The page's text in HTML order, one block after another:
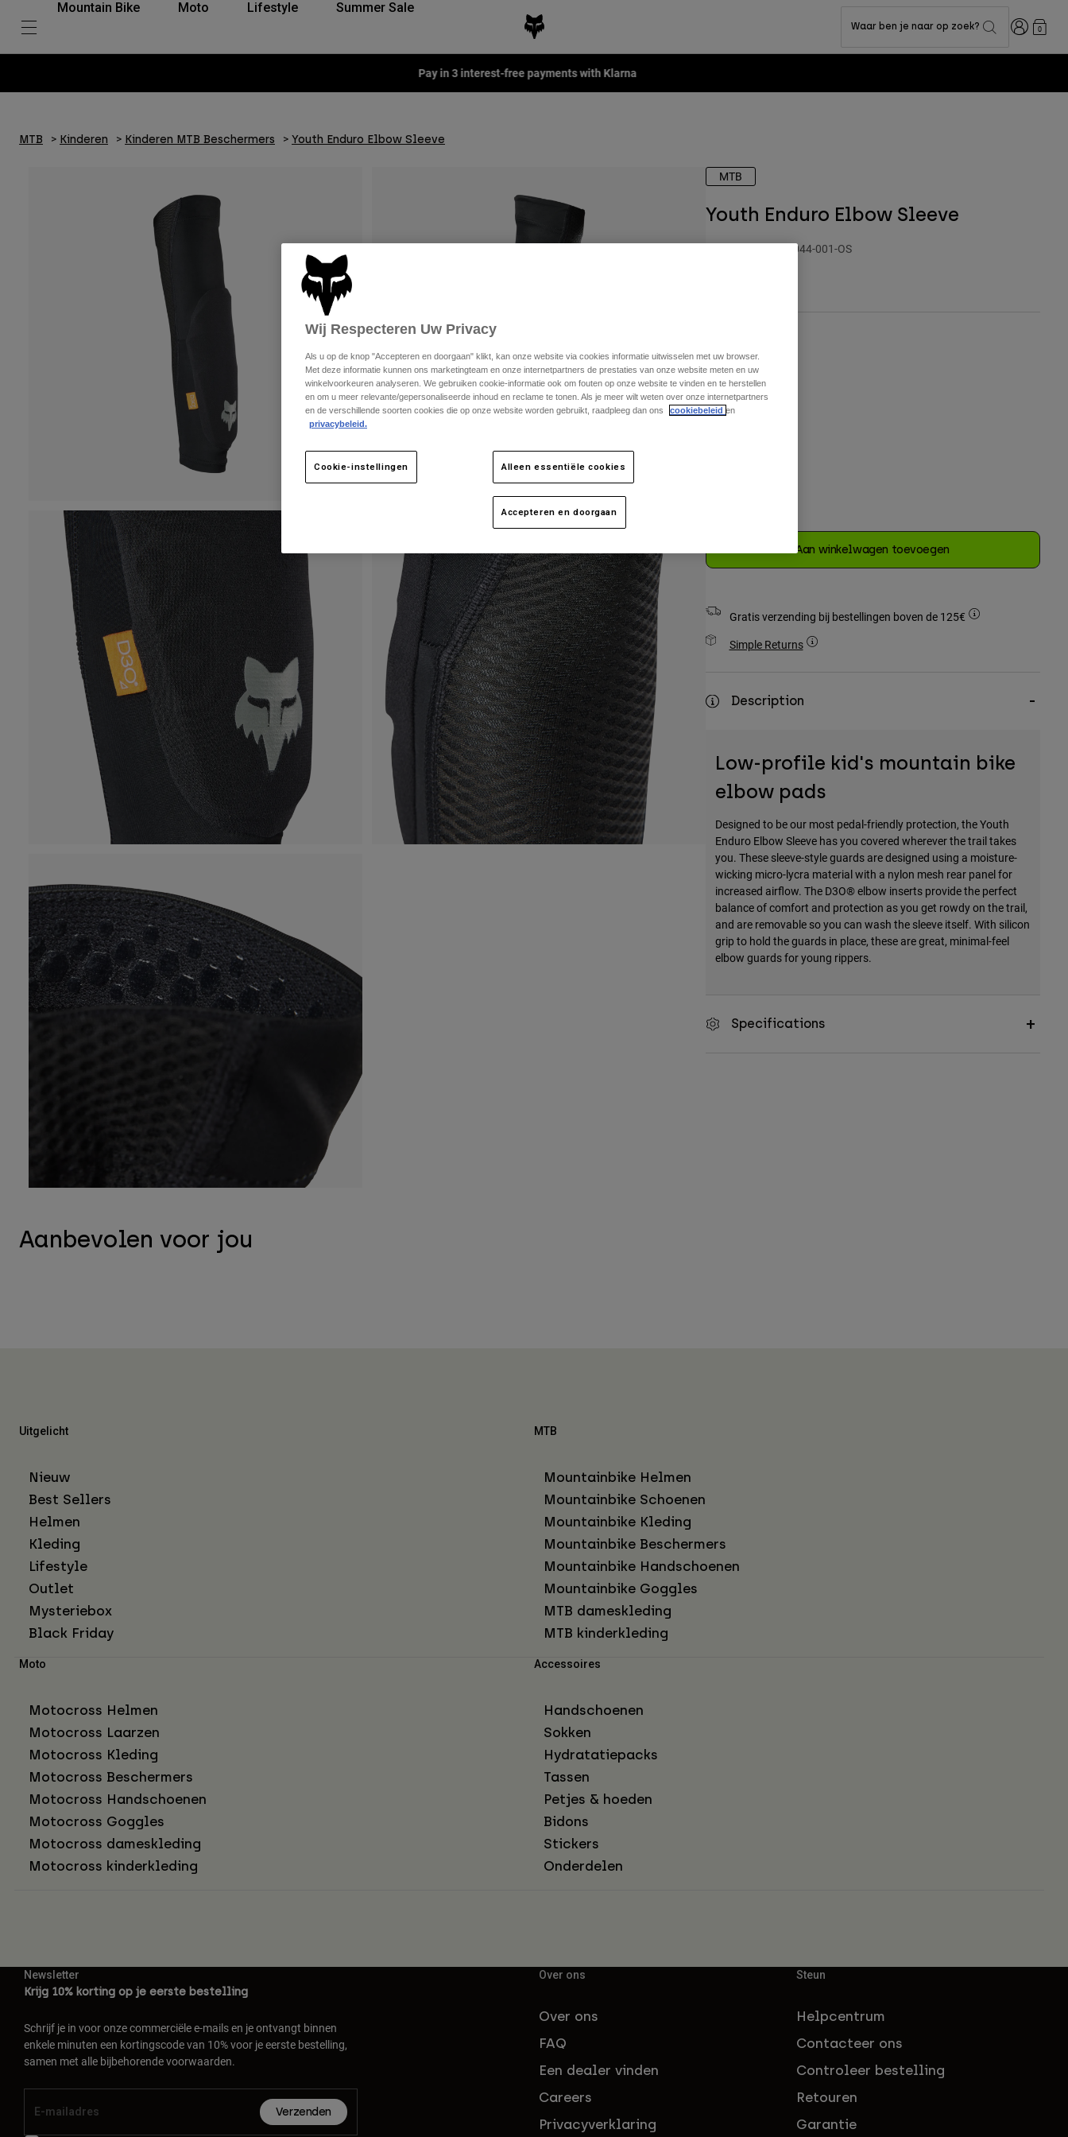
Mountain Bike Moto Lifestyle Summer Sale
Waar ben je naar op zoek? Inloggen
0
Fox LAB Capsule Collection -
MTB Kinderen Kinderen MTB Beschermers Youth Enduro Elbow Sleeve
MTB
Youth Enduro Elbow Sleeve
Artikelnummer38044-001-OS
Één Maat
geselecteerd
Aan winkelwagen toevoegen
Gratis verzending bij bestellingen boven de 125€
Simple Returns
Description
Low-profile kid's mountain bike
elbow pads
Designed to be our most pedal-friendly protection, the Youth
Enduro Elbow Sleeve has you covered wherever the trail takes
you. These sleeve-style guards are designed using a moisture-
wicking micro-lycra material with a nylon mesh rear panel for
increased airflow. The D3O® elbow inserts provide the perfect
balance of comfort and protection as you get rowdy on the trail,
and are removable so you can wash the sleeve itself. With silicon
grip to hold the guards in place, these are great, minimal-feel
elbow guards for young rippers.
Specifications
Aanbevolen voor jou
Uitgelicht
Nieuw
Best Sellers
Helmen
Kleding
Lifestyle
Outlet
Mysteriebox
Black Friday
MTB
Mountainbike Helmen
Mountainbike Schoenen
Mountainbike Kleding
Mountainbike Beschermers
Mountainbike Handschoenen
Mountainbike Goggles
MTB dameskleding
MTB kinderkleding
Moto
Motocross Helmen
Motocross Laarzen
Motocross Kleding
Motocross Beschermers
Motocross Handschoenen
Motocross Goggles
Motocross dameskleding
Motocross kinderkleding
Accessoires
Handschoenen
Sokken
Hydratatiepacks
Tassen
Petjes & hoeden
Bidons
Stickers
Onderdelen
Newsletter
Krijg 10% korting op je eerste bestelling
Schrijf je in voor onze commerciële e-mails en je ontvangt binnen
enkele minuten een kortingscode van 10% voor je eerste bestelling,
samen met alle bijbehorende voorwaarden.
Verzenden
Over ons
Over ons
FAQ
Een dealer vinden
Careers
Privacyverklaring
Steun
Helpcentrum
Contacteer ons
Controleer bestelling
Retouren
Garantie
Wij Respecteren Uw Privacy
Als u op de knop "Accepteren en doorgaan" klikt, kan onze website via cookies informatie uitwisselen met uw browser.
Met deze informatie kunnen ons marketingteam en onze internetpartners de prestaties van onze website meten en uw
winkelvoorkeuren analyseren. We gebruiken cookie-informatie ook om fouten op onze website te vinden en te herstellen
en om u meer relevante/gepersonaliseerde inhoud en reclame te tonen. Als je meer wilt weten over onze internetpartners
en de verschillende soorten cookies die op onze website worden gebruikt, raadpleeg dan ons
cookiebeleid en
privacybeleid.
Cookie-instellingen Alleen essentiële cookies
Accepteren en doorgaan